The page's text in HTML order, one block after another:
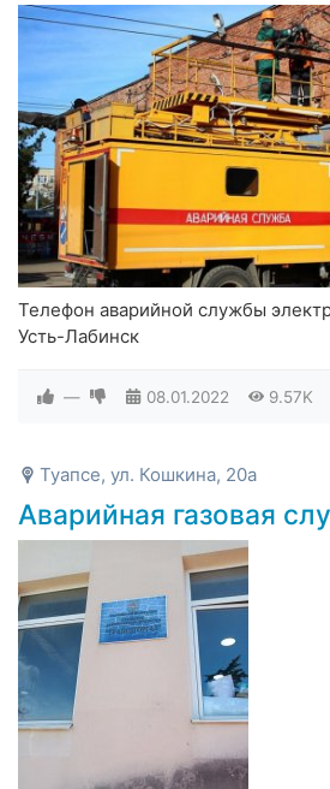
Телефон аварийной службы
Усть-Лабинск
— 08.01.2022 9.57K
Туапсе, ул. Кошкина, 20а
Аварийная газовая